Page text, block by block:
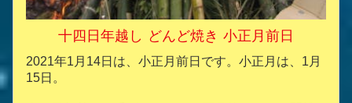
十四日年越し どんど焼き 小正月前日
2021年1月14日は、小正月前日です。小正月は、1月
15日。